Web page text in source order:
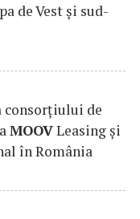
de Vest și sud-
consorțiului de
MOOVLeasing și
în România